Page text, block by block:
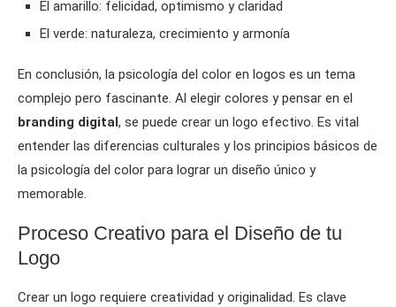
El amarillo: felicidad, optimismo y claridad
El verde: naturaleza, crecimiento y armonía
En conclusión, la psicología del color en logos es un tema
complejo pero fascinante. Al elegir colores y pensar en el
branding digital, se puede crear un logo efectivo. Es vital
entender las diferencias culturales y los principios básicos de
la psicología del color para lograr un diseño único y
memorable.
Proceso Creativo para el Diseño de tu
Logo
Crear un logo requiere creatividad y originalidad. Es clave